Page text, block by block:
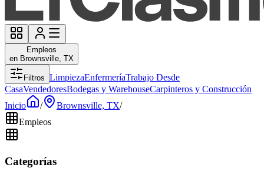
Empleos
en Brownsville, TX
Filtros LimpiezaEnfermeríaTrabajo Desde
CasaVendedoresBodegas y WarehouseCarpinteros y Construcción
Inicio
/ Brownsville, TX/
Empleos
Categorías